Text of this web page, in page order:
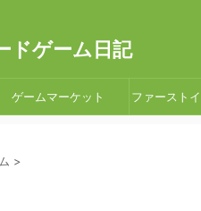
ドゲーム日記
ゲームマーケット ファースト
>